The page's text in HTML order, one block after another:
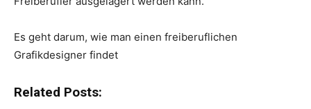
Es geht darum, wie man einen freiberuflichen
Grafikdesigner findet
Related Posts: